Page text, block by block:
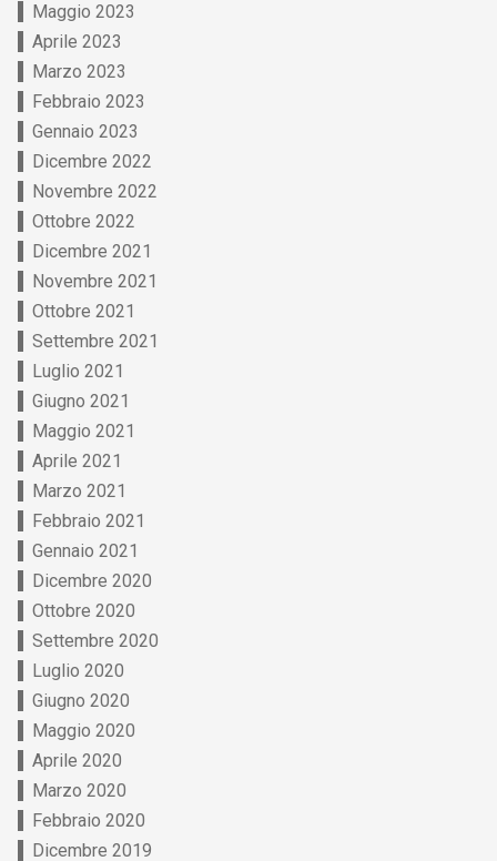
Maggio 2023
Aprile 2023
Marzo 2023
Febbraio 2023
Gennaio 2023
Dicembre 2022
Novembre 2022
Ottobre 2022
Dicembre 2021
Novembre 2021
Ottobre 2021
Settembre 2021
Luglio 2021
Giugno 2021
Maggio 2021
Aprile 2021
Marzo 2021
Febbraio 2021
Gennaio 2021
Dicembre 2020
Ottobre 2020
Settembre 2020
Luglio 2020
Giugno 2020
Maggio 2020
Aprile 2020
Marzo 2020
Febbraio 2020
Dicembre 2019